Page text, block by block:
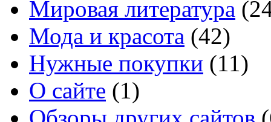
Мировая литература
Мода и красота (42)
Нужные покупки (11)
О сайте (1)